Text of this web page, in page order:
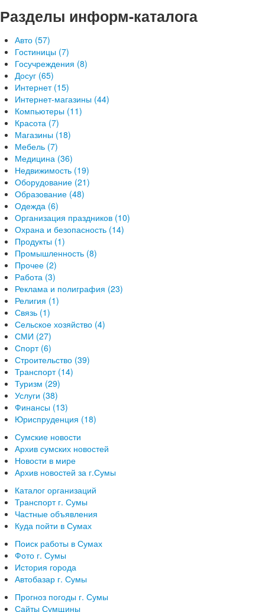
Разделы информ-каталога
Авто (57)
Гостиницы (7)
Госучреждения (8)
Досуг (65)
Интернет (15)
Интернет-магазины (44)
Компьютеры (11)
Красота (7)
Магазины (18)
Мебель (7)
Медицина (36)
Недвижимость (19)
Оборудование (21)
Образование (48)
Одежда (6)
Организация праздников (10)
Охрана и безопасность (14)
Продукты (1)
Промышленность (8)
Прочее (2)
Работа (3)
Реклама и полиграфия (23)
Религия (1)
Связь (1)
Сельское хозяйство (4)
СМИ (27)
Спорт (6)
Строительство (39)
Транспорт (14)
Туризм (29)
Услуги (38)
Финансы (13)
Юриспруденция (18)
Сумские новости
Архив сумских новостей
Новости в мире
Архив новостей за г.Сумы
Каталог организаций
Транспорт г. Сумы
Частные объявления
Куда пойти в Сумах
Поиск работы в Сумах
Фото г. Сумы
История города
Автобазар г. Сумы
Прогноз погоды г. Сумы
Сайты Сумщины